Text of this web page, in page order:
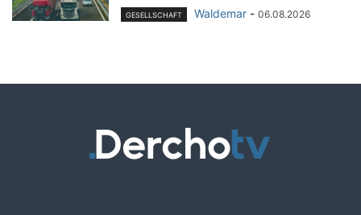
GESELLSCHAFT Waldemar - 06.08.2026